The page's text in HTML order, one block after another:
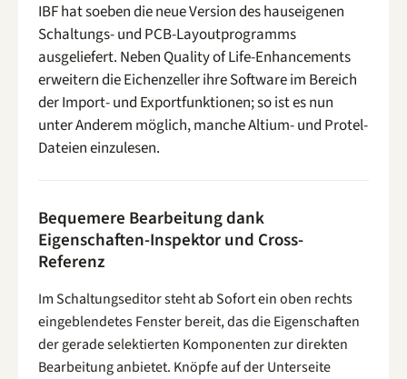
IBF hat soeben die neue Version des hauseigenen
Schaltungs- und PCB-Layoutprogramms
ausgeliefert. Neben Quality of Life-Enhancements
erweitern die Eichenzeller ihre Software im Bereich
der Import- und Exportfunktionen; so ist es nun
unter Anderem möglich, manche Altium- und Protel-
Dateien einzulesen.
Bequemere Bearbeitung dank
Eigenschaften-Inspektor und Cross-
Referenz
Im Schaltungseditor steht ab Sofort ein oben rechts
eingeblendetes Fenster bereit, das die Eigenschaften
der gerade selektierten Komponenten zur direkten
Bearbeitung anbietet. Knöpfe auf der Unterseite